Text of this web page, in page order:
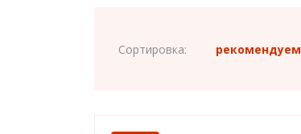
Сортировка: рекомендуем